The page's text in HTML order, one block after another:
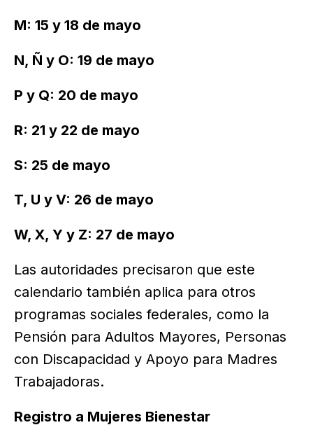
M: 15 y 18 de mayo
N, Ñ y O: 19 de mayo
P y Q: 20 de mayo
R: 21 y 22 de mayo
S: 25 de mayo
T, U y V: 26 de mayo
W, X, Y y Z: 27 de mayo
Las autoridades precisaron que este
calendario también aplica para otros
programas sociales federales, como la
Pensión para Adultos Mayores, Personas
con Discapacidad y Apoyo para Madres
Trabajadoras.
Registro a Mujeres Bienestar